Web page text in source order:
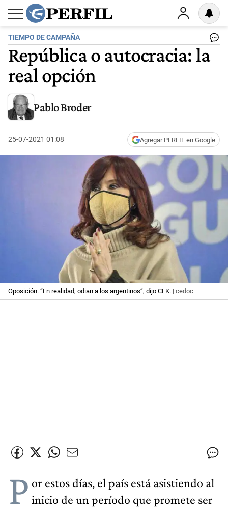
TIEMPO DE CAMPAÑA
República o autocracia: la
real opción
Pablo Broder
25-07-2021 01:08 Agregar PERFIL en Google
Oposición. “En realidad, odian a los argentinos”, dijo CFK. | cedoc
P or estos días, el país está asistiendo al
inicio de un período que promete ser